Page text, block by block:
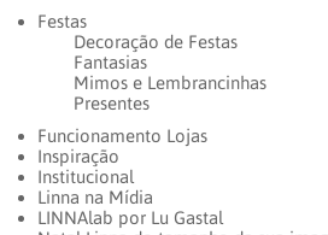
Festas
Decoração de Festas
Fantasias
Mimos e Lembrancinhas
Presentes
Funcionamento Lojas
Inspiração
Institucional
Linna na Mídia
LINNAlab por Lu Gastal